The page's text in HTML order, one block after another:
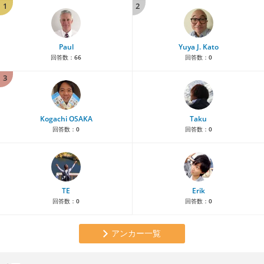
1
Paul
回答数： 66
2
Yuya J. Kato
回答数： 0
3
Kogachi OSAKA
回答数： 0
Taku
回答数： 0
TE
回答数： 0
Erik
回答数： 0
アンカー一覧